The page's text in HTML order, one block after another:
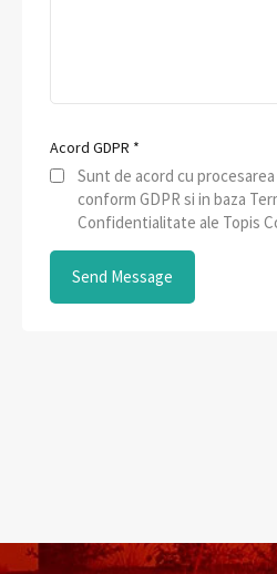
Acord GDPR *
Sunt de acord cu
conform GDPR si in baza
Confidentialitate ale Topis